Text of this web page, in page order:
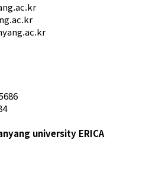
university ERICA